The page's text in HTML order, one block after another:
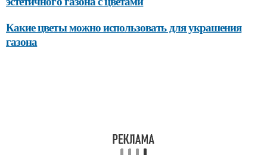
Какие цветы можно использовать для украшения
газона